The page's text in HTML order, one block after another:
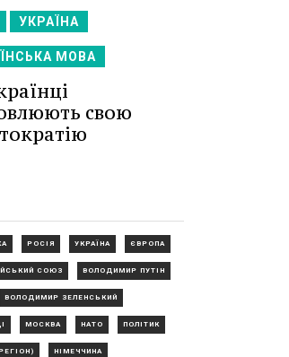
УКРАЇНА
МОВА
свою
РОСІЯ УКРАЇНА ЄВРОПА
СОЮЗ ВОЛОДИМИР ПУТІН
ВОЛОДИМИР ЗЕЛЕНСЬКИЙ
МОСКВА НАТО ПОЛІТИК
НІМЕЧЧИНА